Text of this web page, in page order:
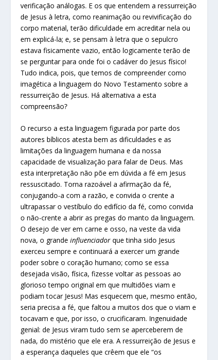
verificação análogas. E os que entendem a ressurreição
de Jesus à letra, como reanimação ou revivificação do
corpo material, terão dificuldade em acreditar nela ou
em explicá-la; e, se pensam à letra que o sepulcro
estava fisicamente vazio, então logicamente terão de
se perguntar para onde foi o cadáver do Jesus físico!
Tudo indica, pois, que temos de compreender como
imagética a linguagem do Novo Testamento sobre a
ressurreição de Jesus. Há alternativa a esta
compreensão?
O recurso a esta linguagem figurada por parte dos
autores bíblicos atesta bem as dificuldades e as
limitações da linguagem humana e da nossa
capacidade de visualização para falar de Deus. Mas
esta interpretação não põe em dúvida a fé em Jesus
ressuscitado. Torna razoável a afirmação da fé,
conjugando-a com a razão, e convida o crente a
ultrapassar o vestíbulo do edifício da fé, como convida
o não-crente a abrir as pregas do manto da linguagem.
O desejo de ver em carne e osso, na veste da vida
nova, o grandeinfluenciador que tinha sido Jesus
exerceu sempre e continuará a exercer um grande
poder sobre o coração humano; como se essa
desejada visão, física, fizesse voltar as pessoas ao
glorioso tempo original em que multidões viam e
podiam tocar Jesus! Mas esquecem que, mesmo então,
seria precisa a fé, que faltou a muitos dos que o viam e
tocavam e que, por isso, o crucificaram. Ingenuidade
genial: de Jesus viram tudo sem se aperceberem de
nada, do mistério que ele era. A ressurreição de Jesus e
a esperança daqueles que crêem que ele “os